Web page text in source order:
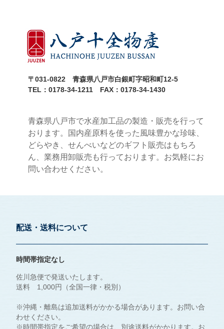
〒031-0822 青森県八戸市白銀町字昭和町12-5
TEL：0178-34-1211 FAX：0178-34-1430
青森県八戸市で水産加工品の製造・販売を行って
おります。国内産原料を使った風味豊かな珍味、
どらやき、せんべいなどのギフト販売はもちろ
ん、業務用卸販売も行っております。お気軽にお
問い合わせください。
配送・送料について
時間帯指定なし
佐川急便で発送いたします。
送料 1,000円（全国一律・税別）
※沖縄・離島は追加送料がかかる場合があります。お問い合
わせください。
※時間帯指定をご希望の場合は、別途送料がかかります。お